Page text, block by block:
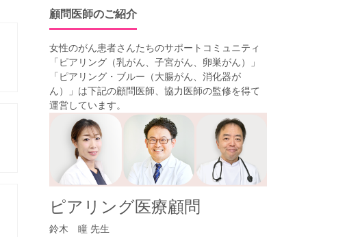
顧問医師のご紹介
女性のがん患者さんたちのサポートコミュニティ
「 ピアリング（乳がん、子宮がん、卵巣がん）
」
「 ピアリング・ブルー（大腸がん、消化器が
ん）
」は下記の顧問医師、協力医師の監修を得て
運営しています。
ピアリング医療顧問
鈴木 瞳 先生